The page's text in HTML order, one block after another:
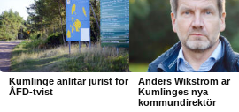
Kumlinge anlitar jurist för
ÅFD-tvist
Anders Wikström är
Kumlinges nya
kommundirektör